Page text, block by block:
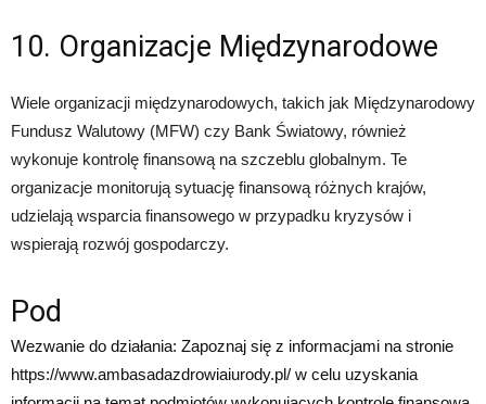
10. Organizacje Międzynarodowe
Wiele organizacji międzynarodowych, takich jak Międzynarodowy
Fundusz Walutowy (MFW) czy Bank Światowy, również
wykonuje kontrolę finansową na szczeblu globalnym. Te
organizacje monitorują sytuację finansową różnych krajów,
udzielają wsparcia finansowego w przypadku kryzysów i
wspierają rozwój gospodarczy.
Pod
Wezwanie do działania: Zapoznaj się z informacjami na stronie
https://www.ambasadazdrowiaiurody.pl/ w celu uzyskania